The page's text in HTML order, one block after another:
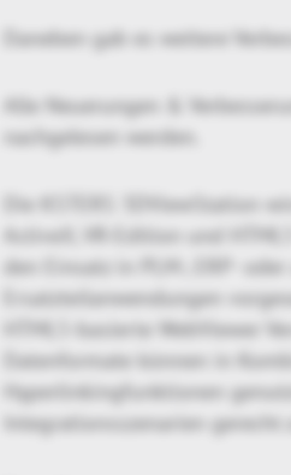
Daneben gab es weitere
Alle Neuerungen &
nachgelesen werden.
Die KSTERS 3DViewStation
ActiveX, VR-Edition und
den Einsatz in PLM-, ERP-
Ersatzteilanwendungen
HTML5-basierte WebViewer
Datenformate können in
Hyperlinkingfunktionen
Integrationsszenarien gerecht